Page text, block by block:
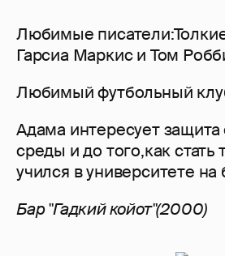
Любимые
Гарсиа Маркис и Том
Любимый футбольный
Адама интересует
среды и до того,как стать
учился в университете на
Бар "Гадкий койот"(2000)